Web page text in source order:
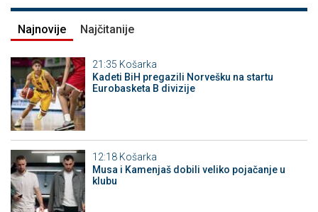
Najnovije Najčitanije
21:35 Košarka
Kadeti BiH pregazili Norvešku na startu
Eurobasketa B divizije
12:18 Košarka
Musa i Kamenjaš dobili veliko pojačanje u
klubu